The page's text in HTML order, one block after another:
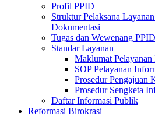
Profil PPID
Struktur Pelaksana
Dokumentasi
Tugas dan Wewenang PPID
Standar Layanan
Maklumat
SOP Pelayanan
Prosedur Pengajuan
Prosedur Sengketa
Daftar Informasi Publik
Reformasi Birokrasi